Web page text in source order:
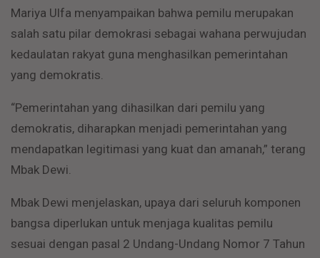
Mariya Ulfa menyampaikan bahwa pemilu merupakan
salah satu pilar demokrasi sebagai wahana perwujudan
kedaulatan rakyat guna menghasilkan pemerintahan
yang demokratis.
“Pemerintahan yang dihasilkan dari pemilu yang
demokratis, diharapkan menjadi pemerintahan yang
mendapatkan legitimasi yang kuat dan amanah,” terang
Mbak Dewi.
Mbak Dewi menjelaskan, upaya dari seluruh komponen
bangsa diperlukan untuk menjaga kualitas pemilu
sesuai dengan pasal 2 Undang-Undang Nomor 7 Tahun